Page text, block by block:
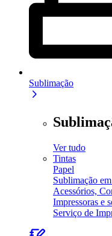
Sublimação
Ver tudo
Tintas
Papel
Sublimação
Acessórios,
Impressoras e
Serviço de